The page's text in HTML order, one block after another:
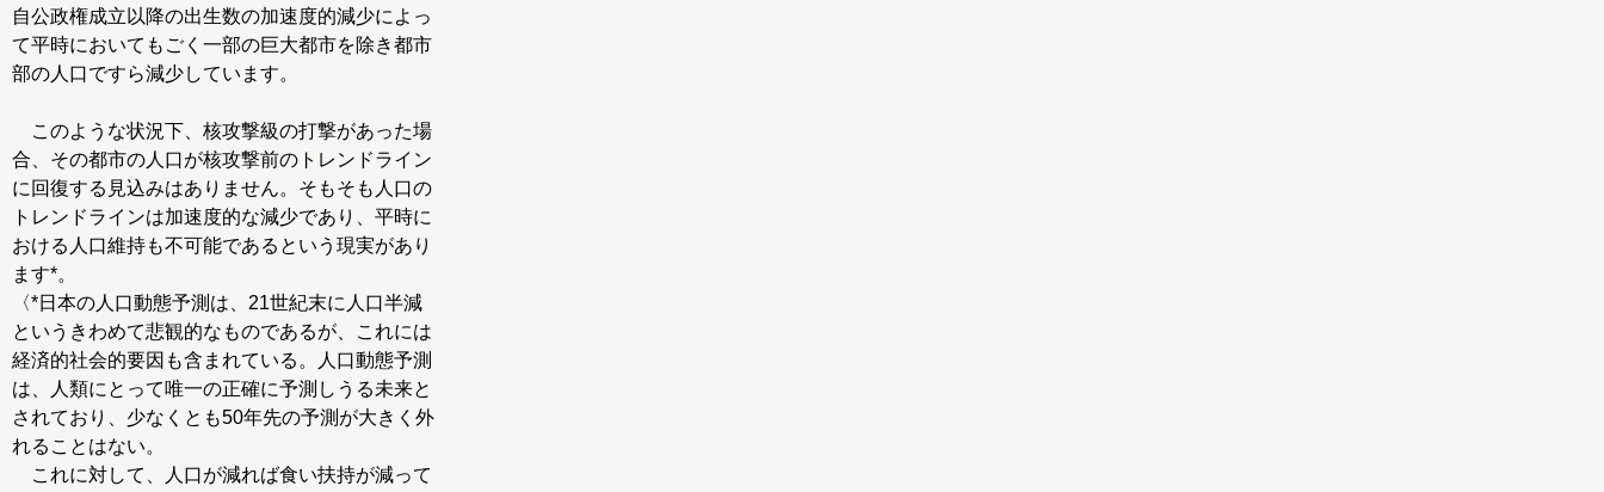
自公政権成立以降の出生数の加速度的減少によっ
て平時においてもごく一部の巨大都市を除き都市
部の人口ですら減少しています。
このような状況下、核攻撃級の打撃があった場
合、その都市の人口が核攻撃前のトレンドライン
に回復する見込みはありません。そもそも人口の
トレンドラインは加速度的な減少であり、平時に
おける人口維持も不可能であるという現実があり
ます*。
〈*日本の人口動態予測は、21世紀末に人口半減
というきわめて悲観的なものであるが、これには
経済的社会的要因も含まれている。人口動態予測
は、人類にとって唯一の正確に予測しうる未来と
されており、少なくとも50年先の予測が大きく外
れることはない。
これに対して、人口が減れば食い扶持が減って